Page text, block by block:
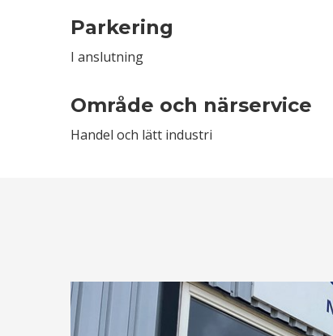
Parkering
I anslutning
Område och närservice
Handel och lätt industri